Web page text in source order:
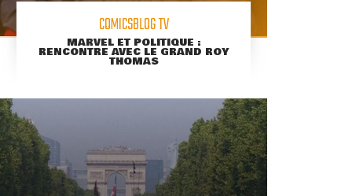
COMICSBLOG TV
MARVEL ET POLITIQUE :
RENCONTRE AVEC LE GRAND ROY
THOMAS